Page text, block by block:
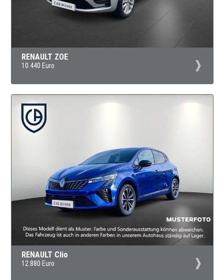
RENAULT ZOE
10.440 Euro
RENAULT Clio
12.880 Euro